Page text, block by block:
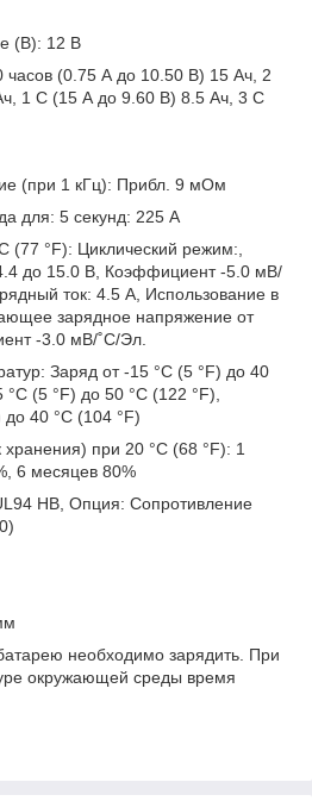
(В): 12 В
часов (0.75 А до 10.50 В) 15 Ач, 2
1 C (15 А до 9.60 В) 8.5 Ач, 3 C
(при 1 кГц): Прибл. 9 мОм
для: 5 секунд: 225 А
(77 °F): Циклический режим:,
до 15.0 В, Коэффициент -5.0 мВ/
ток: 4.5 А, Использование в
зарядное напряжение от
-3.0 мВ/˚С/Эл.
Заряд от -15 °С (5 °F) до 40
(5 °F) до 50 °С (122 °F),
40 °С (104 °F)
при 20 °С (68 °F): 1
6 месяцев 80%
HB, Опция: Сопротивление
необходимо зарядить. При
окружающей среды время